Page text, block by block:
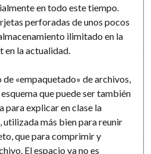
en todo este tiempo.
perforadas de unos pocos
ilimitado en la
en la actualidad.
«empaquetado» de archivos,
que puede ser también
para explicar en clase la
más bien para reunir
que para comprimir y
El espacio ya no es